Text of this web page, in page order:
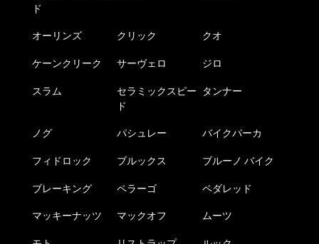
ド
オーリンズ クリック クオ
ケーンクリーク サーヴェロ ジロ
スラム
セラミックスピー
ド
タンナー
ノグ パシュレー バイクパーカ
フィドロック ブルックス ブルーノ バイク
ブレーキング ペラーゴ ペダレッド
マッキーナッツ マックオフ ムーツ